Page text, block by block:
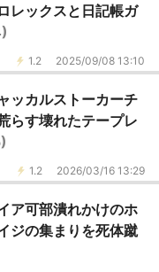
レックスと日記帳ガ
1.2 2025/09/08 13:10
ッカルストーカーチ
らす壊れたテープレ
1.2 2026/03/16 13:29
ア可部潰れかけのホ
ジの集まりを死体蹴